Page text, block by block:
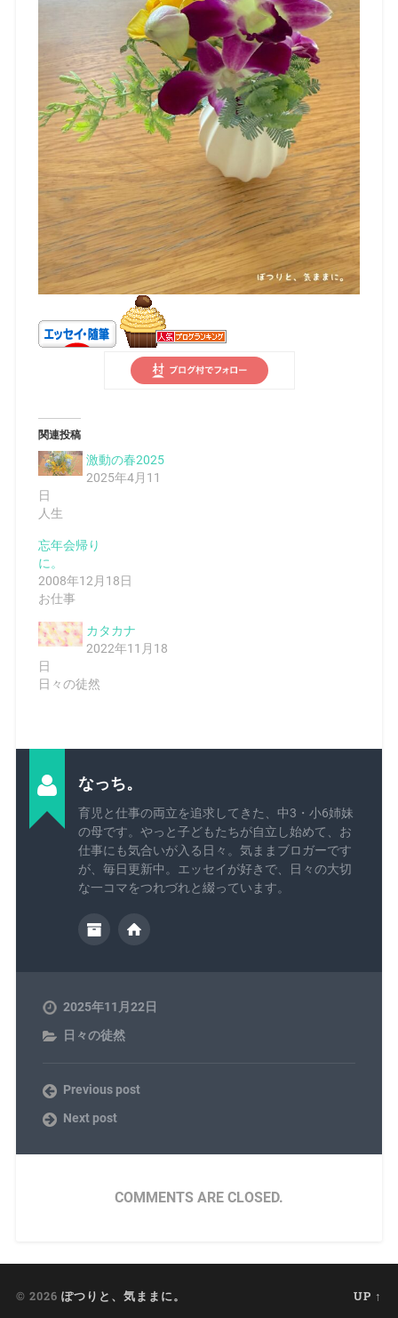
関連投稿
激動の春2025
2025年4月11
日
人生
忘年会帰り
に。
2008年12月18日
お仕事
カタカナ
2022年11月18
日
日々の徒然
なっち。
育児と仕事の両立を追求してきた、中3・小6姉妹
の母です。やっと子どもたちが自立し始めて、お
仕事にも気合いが入る日々。気ままブロガーです
が、毎日更新中。エッセイが好きで、日々の大切
な一コマをつれづれと綴っています。
2025年11月22日
日々の徒然
Previous post
Next post
COMMENTS ARE CLOSED.
© 2026 ぽつりと、気ままに。 UP ↑